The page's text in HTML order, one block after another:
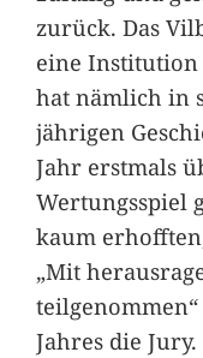
zurück. Das
eine
hat nämlich in
jährigen
Jahr erstmals
Wertungsspiel
kaum
„Mit
Jahres die